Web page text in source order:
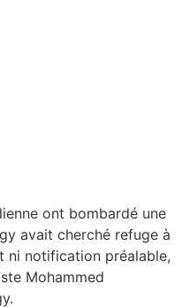
ont bombardé une
avait cherché refuge à
ni notification préalable,
Mohammed